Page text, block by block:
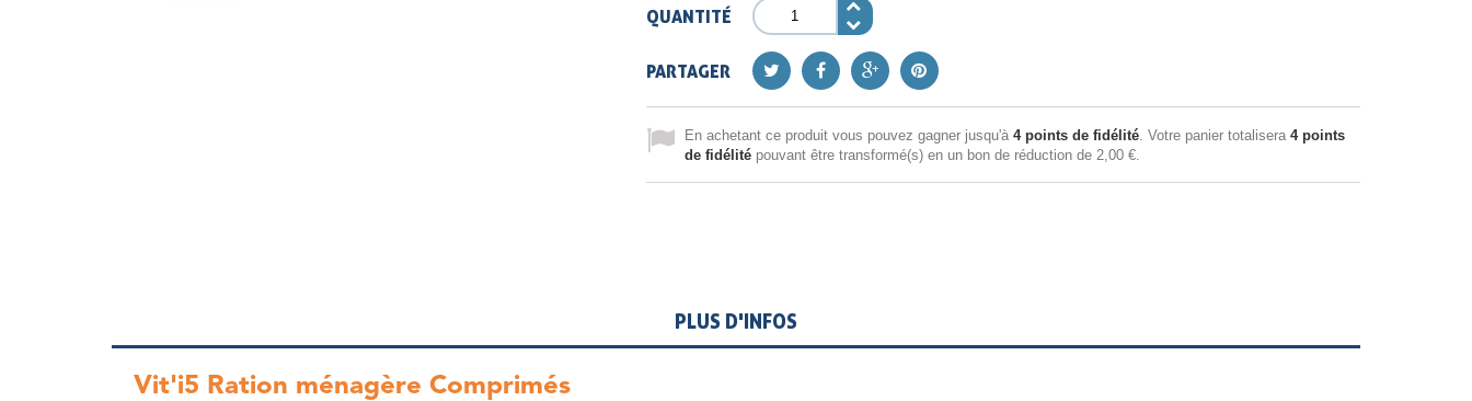
QUANTITÉ
PARTAGER
En achetant ce produit vous pouvez gagner jusqu'à 4points de fidélité. Votre panier totalisera 4points
de fidélitépouvant être transformé(s) en un bon de réduction de 2,00 €.
PLUS D'INFOS
Vit'i5 Ration ménagère Comprimés